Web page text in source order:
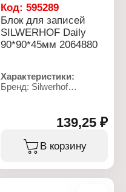
Код:595289
Блок для записей
SILWERHOF Daily
90*90*45мм 2064880
Характеристики:
Бренд: Silwerhof
Тип товара: Блок для
Особенность: без
клеевого края
Цвет блока: белый
Размер: 90х90х50 мм
139,25 ₽
В корзину